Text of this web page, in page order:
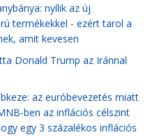
nyílik az új
termékekkel - ezért tarol a
amit kevesen
Donald Trump az Iránnal
az euróbevezetés miatt
ben az inflációs célszint
egy 3 százalékos inflációs